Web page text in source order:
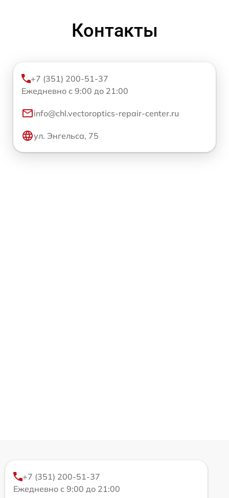
Контакты
+7 (351) 200-51-37
Ежедневно с 9:00 до 21:00
info@chl.vectoroptics-repair-center.ru
ул. Энгельса, 75
+7 (351) 200-51-37
Ежедневно с 9:00 до 21:00